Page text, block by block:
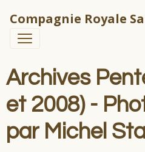
Compagnie Royale
Archives
et 2008) -
par Michel